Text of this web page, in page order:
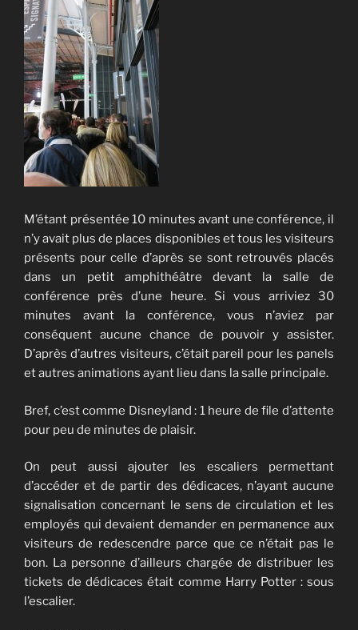
M’étant présentée 10 minutes avant une conférence, il
n’y avait plus de places disponibles et tous les visiteurs
présents pour celle d’après se sont retrouvés placés
dans un petit amphithéâtre devant la salle de
conférence près d’une heure. Si vous arriviez 30
minutes avant la conférence, vous n’aviez par
conséquent aucune chance de pouvoir y assister.
D’après d’autres visiteurs, c’était pareil pour les panels
et autres animations ayant lieu dans la salle principale.
Bref, c’est comme Disneyland : 1 heure de file d’attente
pour peu de minutes de plaisir.
On peut aussi ajouter les escaliers permettant
d’accéder et de partir des dédicaces, n’ayant aucune
signalisation concernant le sens de circulation et les
employés qui devaient demander en permanence aux
visiteurs de redescendre parce que ce n’était pas le
bon. La personne d’ailleurs chargée de distribuer les
tickets de dédicaces était comme Harry Potter : sous
l’escalier.